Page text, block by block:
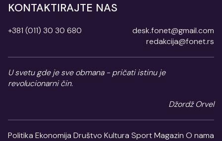
KONTAKTIRAJTE NAS
+381 (011) 30 30 680
desk.fonet@gmail.com
redakcija@fonet.rs
U svetu gde je sve obmana - pričati istinu je
revolucionarni čin.
Džordž Orvel
Politika Ekonomija Društvo Kultura SportMagazin O nama